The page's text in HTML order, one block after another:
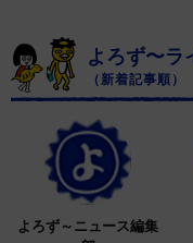
よろず〜ラ
（新着記事順）
よろず～ニュース編集